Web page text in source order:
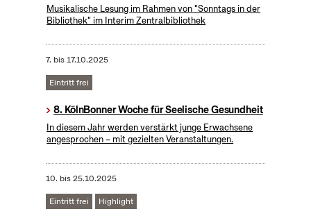
Musikalische Lesung im Rahmen von "Sonntags in der
Bibliothek" im Interim Zentralbibliothek
7. bis17.10.2025
Eintritt frei
8. KölnBonner Woche für Seelische Gesundheit
In diesem Jahr werden verstärkt junge Erwachsene
angesprochen – mit gezielten Veranstaltungen.
10. bis25.10.2025
Eintritt frei Highlight